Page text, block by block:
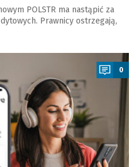
POLSTR ma nastąpić za
Prawnicy ostrzegają,
0